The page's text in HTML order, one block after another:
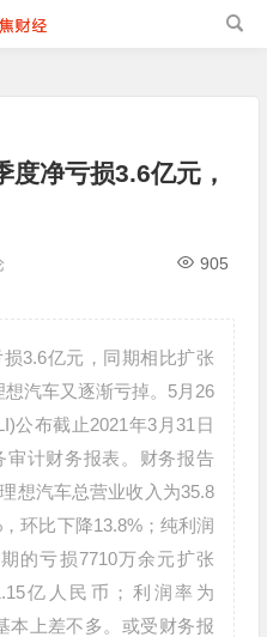
度净亏损3.6亿元，
905
3.6亿元，同期相比扩张
汽车又逐渐亏掉。5月26
公布截止2021年3月31日
审计财务报表。财务报告
想汽车总营业收入为35.8
环比下降13.8%；纯利润
的亏损7710万余元扩张
亿人民币；利润率为
本上差不多。或受财务报